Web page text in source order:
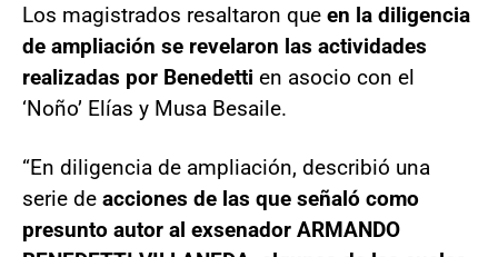
Los magistrados resaltaron que en la diligencia
de ampliación se revelaron las actividades
realizadas por Benedetti en asocio con el
‘Noño’ Elías y Musa Besaile.
“En diligencia de ampliación, describió una
serie de acciones de las que señaló como
presunto autor al exsenador ARMANDO